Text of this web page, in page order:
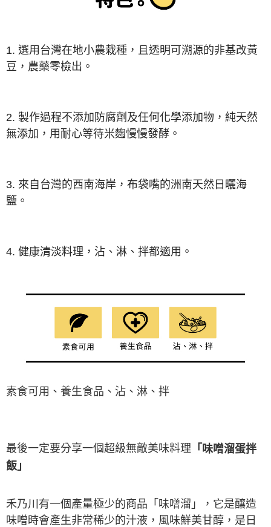
1. 選用台灣在地小農栽種，且透明可溯源的非基改黃
豆，農藥零檢出。
2. 製作過程不添加防腐劑及任何化學添加物，純天然
無添加，用耐心等待米麴慢慢發酵。
3. 來自台灣的西南海岸，布袋嘴的洲南天然日曬海
鹽。
4. 健康清淡料理，沾、淋、拌都適用。
素食可用、養生食品、沾、淋、拌
最後一定要分享一個超級無敵美味料理 「味噌溜蛋拌
飯」
禾乃川有一個產量極少的商品「味噌溜」，它是釀造
味噌時會產生非常稀少的汁液，風味鮮美甘醇，是日